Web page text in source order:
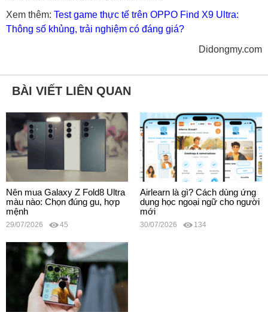
Xem thêm: Test game thực tế trên OPPO Find X9 Ultra:
Thông số khủng, trải nghiệm có đáng giá?
Didongmy.com
BÀI VIẾT LIÊN QUAN
Nên mua Galaxy Z Fold8 Ultra
màu nào: Chọn đúng gu, hợp
mệnh
29/07/2026 45
Airlearn là gì? Cách dùng ứng
dụng học ngoại ngữ cho người
mới
30/07/2026 134